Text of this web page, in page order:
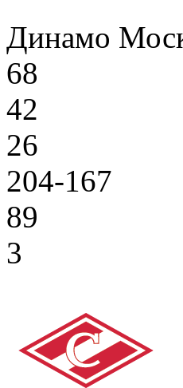
Динамо
68
42
26
204-167
89
3